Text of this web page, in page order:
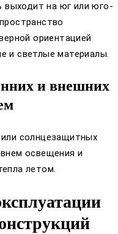
выходит на юг или юго-
ориентацией
и светлые материалы.
и внешних
солнцезащитных
освещения и
летом.